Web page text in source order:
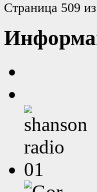
Страница 509